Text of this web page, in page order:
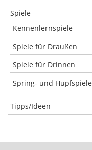
Spiele
Kennenlernspiele
Spiele für Draußen
Spiele für Drinnen
Spring- und Hüpfspiele
Tipps/Ideen